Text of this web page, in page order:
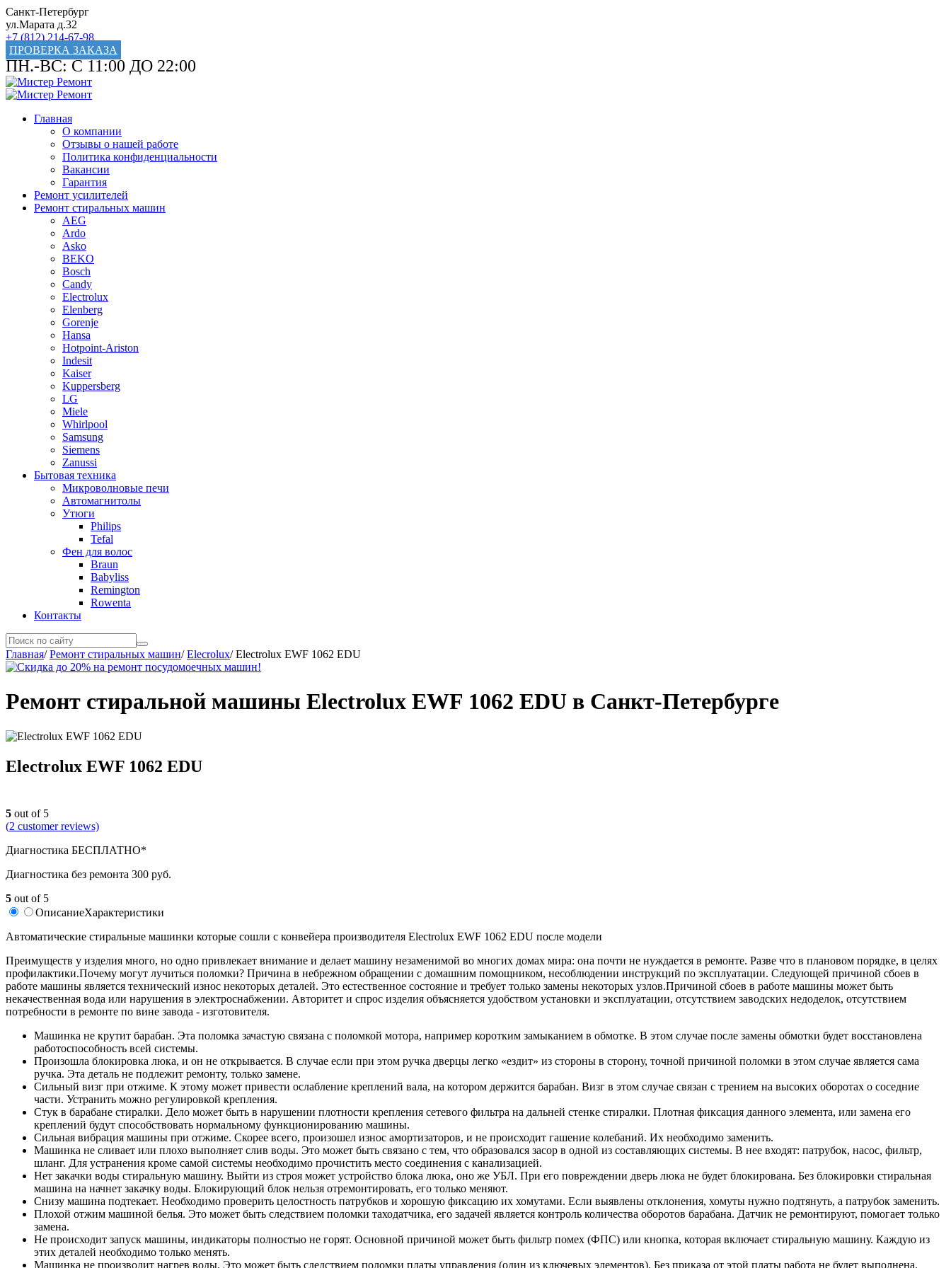
Санкт-Петербург
ул.Марата д.32
+7 (812) 214-67-98
ПРОВЕРКА ЗАКАЗА
ПН.-ВС: С 11:00 ДО 22:00
Главная
О компании
Отзывы о нашей работе
Политика конфиденциальности
Вакансии
Гарантия
Ремонт усилителей
Ремонт стиральных машин
AEG
Ardo
Asko
BEKO
Bosch
Candy
Electrolux
Elenberg
Gorenje
Hansa
Hotpoint-Ariston
Indesit
Kaiser
Kuppersberg
LG
Miele
Whirlpool
Samsung
Siemens
Zanussi
Бытовая техника
Микроволновые печи
Автомагнитолы
Утюги
Philips
Tefal
Фен для волос
Braun
Babyliss
Remington
Rowenta
Контакты
Главная/Ремонт стиральных машин/Elecrolux/Electrolux EWF 1062 EDU
Ремонт стиральной машины Electrolux EWF 1062 EDU в Санкт-Петербурге
Electrolux EWF 1062 EDU
5 out of 5
(2 customer reviews)
Диагностика БЕСПЛАТНО*
Диагностика без ремонта 300 руб.
5 out of 5
ОписаниеХарактеристики
Автоматические стиральные машинки которые сошли с конвейера производителя Electrolux EWF 1062 EDU после модели
Преимуществ у изделия много, но одно привлекает внимание и делает машину незаменимой во многих домах мира: она почти не нуждается в ремонте. Разве что в плановом порядке, в целях
профилактики.Почему могут лучиться поломки? Причина в небрежном обращении с домашним помощником, несоблюдении инструкций по эксплуатации. Следующей причиной сбоев в
работе машины является технический износ некоторых деталей. Это естественное состояние и требует только замены некоторых узлов.Причиной сбоев в работе машины может быть
некачественная вода или нарушения в электроснабжении. Авторитет и спрос изделия объясняется удобством установки и эксплуатации, отсутствием заводских недоделок, отсутствием
потребности в ремонте по вине завода - изготовителя.
Машинка не крутит барабан. Эта поломка зачастую связана с поломкой мотора, например коротким замыканием в обмотке. В этом случае после замены обмотки будет восстановлена
работоспособность всей системы.
Произошла блокировка люка, и он не открывается. В случае если при этом ручка дверцы легко «ездит» из стороны в сторону, точной причиной поломки в этом случае является сама
ручка. Эта деталь не подлежит ремонту, только замене.
Сильный визг при отжиме. К этому может привести ослабление креплений вала, на котором держится барабан. Визг в этом случае связан с трением на высоких оборотах о соседние
части. Устранить можно регулировкой крепления.
Стук в барабане стиралки. Дело может быть в нарушении плотности крепления сетевого фильтра на дальней стенке стиралки. Плотная фиксация данного элемента, или замена его
креплений будут способствовать нормальному функционированию машины.
Сильная вибрация машины при отжиме. Скорее всего, произошел износ амортизаторов, и не происходит гашение колебаний. Их необходимо заменить.
Машинка не сливает или плохо выполняет слив воды. Это может быть связано с тем, что образовался засор в одной из составляющих системы. В нее входят: патрубок, насос, фильтр,
шланг. Для устранения кроме самой системы необходимо прочистить место соединения с канализацией.
Нет закачки воды стиральную машину. Выйти из строя может устройство блока люка, оно же УБЛ. При его повреждении дверь люка не будет блокирована. Без блокировки стиральная
машина на начнет закачку воды. Блокирующий блок нельзя отремонтировать, его только меняют.
Снизу машина подтекает. Необходимо проверить целостность патрубков и хорошую фиксацию их хомутами. Если выявлены отклонения, хомуты нужно подтянуть, а патрубок заменить.
Плохой отжим машиной белья. Это может быть следствием поломки таходатчика, его задачей является контроль количества оборотов барабана. Датчик не ремонтируют, помогает только
замена.
Не происходит запуск машины, индикаторы полностью не горят. Основной причиной может быть фильтр помех (ФПС) или кнопка, которая включает стиральную машину. Каждую из
этих деталей необходимо только менять.
Машинка не производит нагрев воды. Это может быть следствием поломки платы управления (один из ключевых элементов). Без приказа от этой платы работа не будет выполнена.